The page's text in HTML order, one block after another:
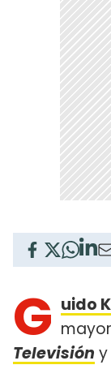
G uido
Televisión